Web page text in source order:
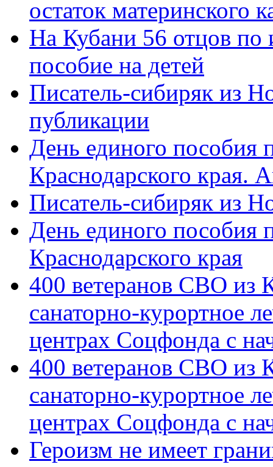
остаток материнского
На Кубани 56 отцов по
пособие на детей
Писатель-сибиряк из
публикации
День единого пособия
Краснодарского края.
Писатель-сибиряк из
День единого пособия
Краснодарского края
400 ветеранов СВО из
санаторно-курортное
центрах Соцфонда с
400 ветеранов СВО из
санаторно-курортное
центрах Соцфонда с
Героизм не имеет